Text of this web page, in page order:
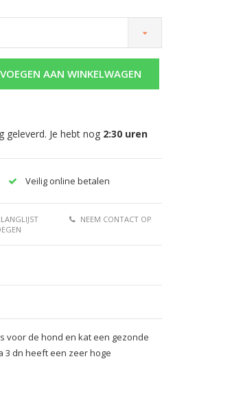
AAN WINKELWAGEN
geleverd. Je hebt nog 2:30uren
Veilig online betalen
NEEM CONTACT OP
voor de hond en kat een gezonde
3 dn heeft een zeer hoge